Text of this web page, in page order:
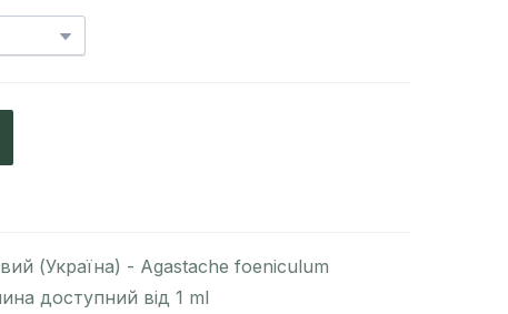
(Україна) - Agastache foeniculum
доступний від 1 ml